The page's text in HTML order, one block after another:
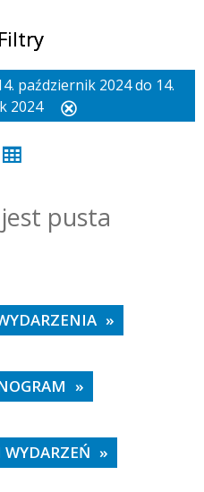
Filtry
październik 2024 do 14.
2024
pusta